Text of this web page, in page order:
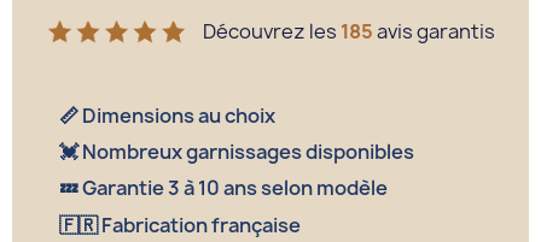
Découvrez les 185avis garantis
📏 Dimensions au choix
💓 Nombreux garnissages disponibles
💤 Garantie 3 à 10 ans selon modèle
🇫🇷 Fabrication française